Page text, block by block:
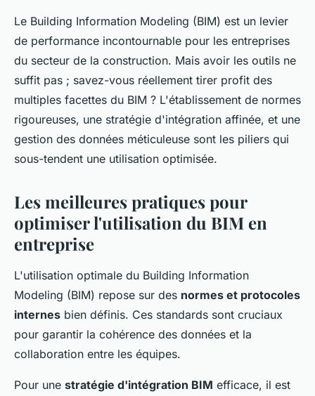
Le Building Information Modeling (BIM) est un levier
de performance incontournable pour les entreprises
du secteur de la construction. Mais avoir les outils ne
suffit pas ; savez-vous réellement tirer profit des
multiples facettes du BIM ? L'établissement de normes
rigoureuses, une stratégie d'intégration affinée, et une
gestion des données méticuleuse sont les piliers qui
sous-tendent une utilisation optimisée.
Les meilleures pratiques pour
optimiser l'utilisation du BIM en
entreprise
L'utilisation optimale du Building Information
Modeling (BIM) repose sur des normes et protocoles
internes bien définis. Ces standards sont cruciaux
pour garantir la cohérence des données et la
collaboration entre les équipes.
Pour une stratégie d'intégration BIM efficace, il est